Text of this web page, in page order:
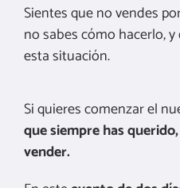
Sientes que no vendes
no sabes cómo hacerlo,
esta situación.
Si quieres comenzar el
que siempre has
vender.